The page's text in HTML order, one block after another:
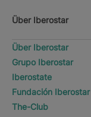
Über Iberostar
Über Iberostar
Grupo Iberostar
Iberostate
Fundación Iberostar
The-Club